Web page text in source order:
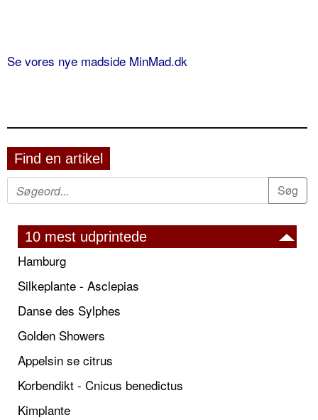
Se vores nye madside MinMad.dk
Find en artikel
10 mest udprintede
Hamburg
Silkeplante - Asclepias
Danse des Sylphes
Golden Showers
Appelsin se citrus
Korbendikt - Cnicus benedictus
Kimplante